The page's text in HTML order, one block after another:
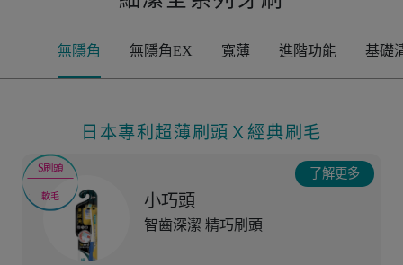
無隱角 無隱角EX 寬薄 進階功能 基礎
日本專利超薄刷頭Ｘ經典刷毛
S刷頭
軟毛 小巧頭
智齒深潔 精巧刷頭
了解更多